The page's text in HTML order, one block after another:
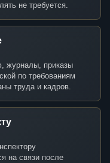
не требуется.
журналы, приказы
по требованиям
труда и кадров.
на связи после